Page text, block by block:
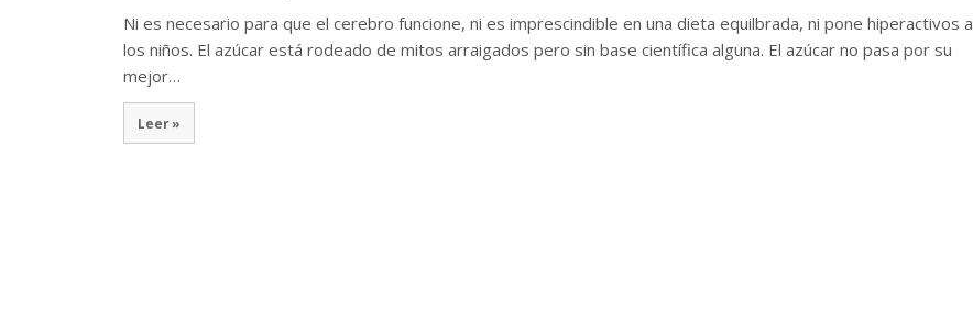
Ni es necesario para que el cerebro funcione, ni es imprescindible en una dieta equilbrada, ni pone hiperactivos a
los niños. El azúcar está rodeado de mitos arraigados pero sin base científica alguna. El azúcar no pasa por su
mejor…
Leer »